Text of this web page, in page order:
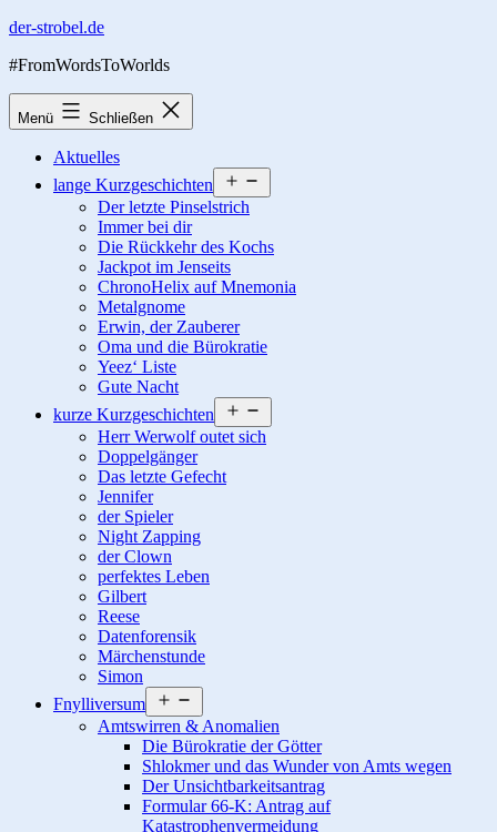
Zum
springen
der-strobel.de
#FromWordsToWorlds
Menü Schließen
Aktuelles
lange Kurzgeschichten
öffnen
Der letzte Pinselstrich
Immer bei dir
Die Rückkehr des Kochs
Jackpot im Jenseits
ChronoHelix auf Mnemonia
Metalgnome
Erwin, der Zauberer
Oma und die Bürokratie
Yeez‘ Liste
Gute Nacht
kurze Kurzgeschichten
öffnen
Herr Werwolf outet sich
Doppelgänger
Das letzte Gefecht
Jennifer
der Spieler
Night Zapping
der Clown
perfektes Leben
Gilbert
Reese
Datenforensik
Märchenstunde
Simon
Fnylliversum
öffnen
Amtswirren & Anomalien
Die Bürokratie der Götter
Shlokmer und das Wunder von Amts wegen
Der Unsichtbarkeitsantrag
Formular 66-K: Antrag auf
Katastrophenvermeidung